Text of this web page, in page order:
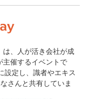
、人が活き会社が成
催するイベントで
設定し、識者やエキス
さんと共有していま